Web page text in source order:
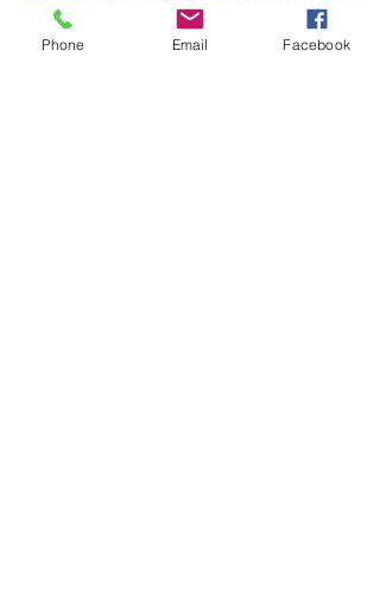
Phone Email Facebook